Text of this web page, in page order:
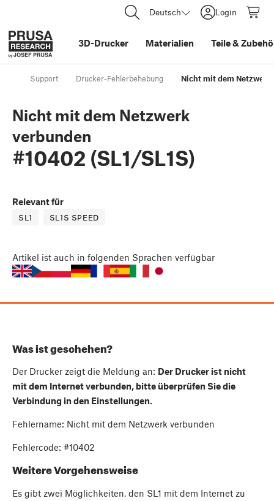
Deutsch Login
3D-Drucker Materialien Teile&
Support Drucker-Fehlerbehebung Nicht mit dem Netzwerk
Nicht mit dem Netzwerk
verbunden
#10402 (SL1/SL1S)
Relevant für
SL1 SL1S SPEED
Artikel ist auch in folgenden Sprachen verfügbar
Was ist geschehen?
Der Drucker zeigt die Meldung an: Der Drucker ist nicht
mit dem Internet verbunden, bitte überprüfen Sie die
Verbindung in den Einstellungen.
Fehlername: Nicht mit dem Netzwerk verbunden
Fehlercode: #10402
Weitere Vorgehensweise
Es gibt zwei Möglichkeiten, den SL1 mit dem Internet zu